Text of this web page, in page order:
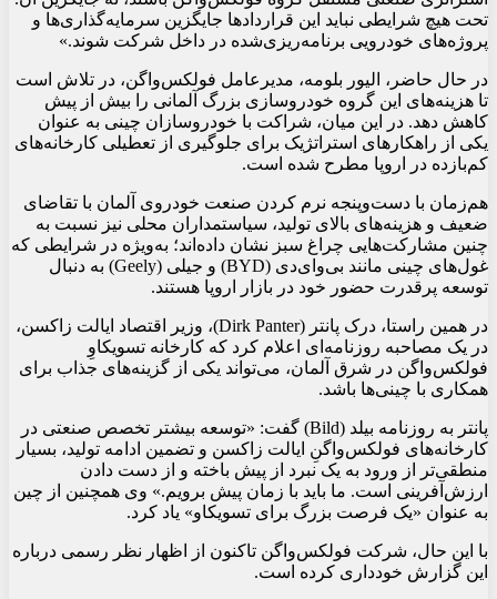
تحت هیچ شرایطی نباید این قراردادها جایگزین سرمایه‌گذاری‌ها و
پروژه‌های خودرویی برنامه‌ریزی‌شده در داخل شرکت شوند.»
در حال حاضر، الیور بلومه، مدیرعامل فولکس‌واگن، در تلاش است
تا هزینه‌های این گروه خودروسازی بزرگ آلمانی را بیش از پیش
کاهش دهد. در این میان، شراکت با خودروسازان چینی به عنوان
یکی از راهکارهای استراتژیک برای جلوگیری از تعطیلی کارخانه‌های
کم‌بازده در اروپا مطرح شده است.
هم‌زمان با دست‌وپنجه نرم کردن صنعت خودروی آلمان با تقاضای
ضعیف و هزینه‌های بالای تولید، سیاستمداران محلی نیز نسبت به
چنین مشارکت‌هایی چراغ سبز نشان داده‌اند؛ به‌ویژه در شرایطی که
غول‌های چینی مانند بی‌وای‌دی (BYD) و جیلی (Geely) به دنبال
توسعه پرقدرت حضور خود در بازار اروپا هستند.
در همین راستا، درک پانتر (Dirk Panter)، وزیر اقتصاد ایالت زاکسن،
در یک مصاحبه روزنامه‌ای اعلام کرد که کارخانه تسویکاوِ
فولکس‌واگن در شرق آلمان، می‌تواند یکی از گزینه‌های جذاب برای
همکاری با چینی‌ها باشد.
پانتر به روزنامه بیلد (Bild) گفت: «توسعه بیشتر تخصص صنعتی در
کارخانه‌های فولکس‌واگنِ ایالت زاکسن و تضمین ادامه تولید، بسیار
منطقی‌تر از ورود به یک نبرد از پیش باخته و از دست دادن
ارزش‌آفرینی است. ما باید با زمان پیش برویم.» وی همچنین از چین
به عنوان «یک فرصت بزرگ برای تسویکاو» یاد کرد.
با این حال، شرکت فولکس‌واگن تاکنون از اظهار نظر رسمی درباره
این گزارش خودداری کرده است.